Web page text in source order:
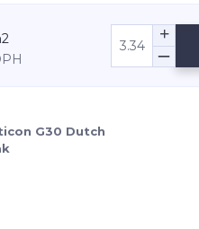
G30 Dutch